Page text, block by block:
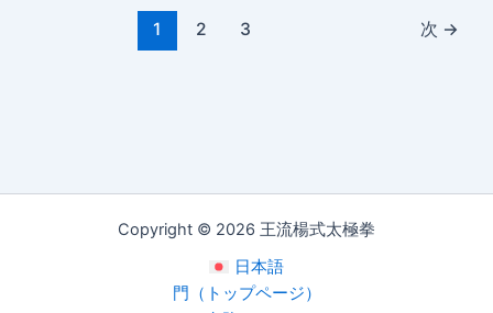
1 2 3 次 →
Copyright © 2026 王流楊式太極拳
日本語
門（トップページ）